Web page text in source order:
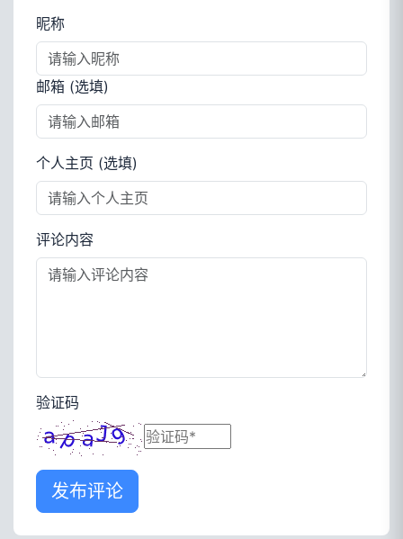
昵称
邮箱 (选填)
个人主页 (选填)
评论内容
验证码
发布评论